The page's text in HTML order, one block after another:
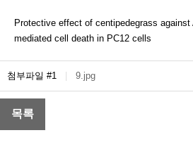
Protective effect of centipedegrass
mediated cell death in PC12 cells
첨부파일 #1 9.jpg